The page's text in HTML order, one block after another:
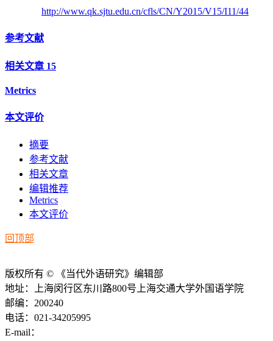
http://www.qk.sjtu.edu.cn/cfls/CN/Y2015/V15/I11/44
参考文献
相关文章 15
Metrics
本文评价
摘要
参考文献
相关文章
编辑推荐
Metrics
本文评价
回顶部
版权所有 © 《当代外语研究》编辑部
地址：上海闵行区东川路800号上海交通大学外国语学院
邮编：200240
电话：021-34205995
E-mail：